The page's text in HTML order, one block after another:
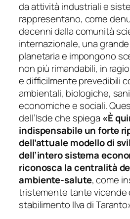
da attività industriali e
rappresentano, come
decenni dalla comunità
internazionale, una
planetaria e impongono
non più rimandabili, in
e difficilmente prevedibili
ambientali, biologiche,
economiche e sociali.
dell’Isde che spiega «È
indispensabile un forte
dell’attuale modello di
dell’intero sistema
riconosca la centralità
ambiente-salute, come
tristemente tante vicende
stabilimento Ilva di